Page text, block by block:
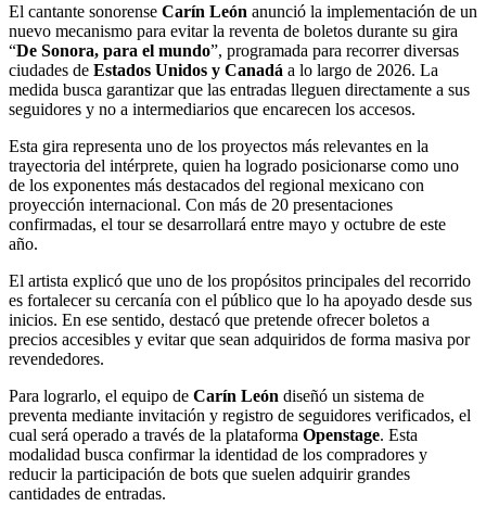
El cantante sonorense Carín León anunció la implementación de un
nuevo mecanismo para evitar la reventa de boletos durante su gira
“De Sonora, para el mundo”, programada para recorrer diversas
ciudades de Estados Unidos y Canadá a lo largo de 2026. La
medida busca garantizar que las entradas lleguen directamente a sus
seguidores y no a intermediarios que encarecen los accesos.
Esta gira representa uno de los proyectos más relevantes en la
trayectoria del intérprete, quien ha logrado posicionarse como uno
de los exponentes más destacados del regional mexicano con
proyección internacional. Con más de 20 presentaciones
confirmadas, el tour se desarrollará entre mayo y octubre de este
año.
El artista explicó que uno de los propósitos principales del recorrido
es fortalecer su cercanía con el público que lo ha apoyado desde sus
inicios. En ese sentido, destacó que pretende ofrecer boletos a
precios accesibles y evitar que sean adquiridos de forma masiva por
revendedores.
Para lograrlo, el equipo de Carín León diseñó un sistema de
preventa mediante invitación y registro de seguidores verificados, el
cual será operado a través de la plataforma Openstage. Esta
modalidad busca confirmar la identidad de los compradores y
reducir la participación de bots que suelen adquirir grandes
cantidades de entradas.